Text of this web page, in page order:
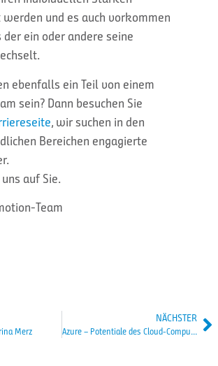
und es auch vorkommen
der ein oder andere seine
ebenfalls ein Teil von einem
sein? Dann besuchen Sie
, wir suchen in den
Bereichen engagierte
auf Sie.
Team
Merz
NÄCHSTER
Azure – Potentiale des Cloud-Computings – Ein Interview mit Sascha Dittmann